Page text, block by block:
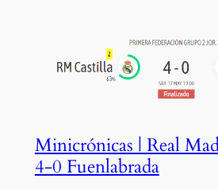
Minicrónicas | Real
4-0 Fuenlabrada